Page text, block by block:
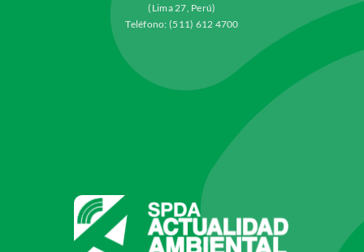
(Lima 27, Perú)
Teléfono: (511) 612 4700